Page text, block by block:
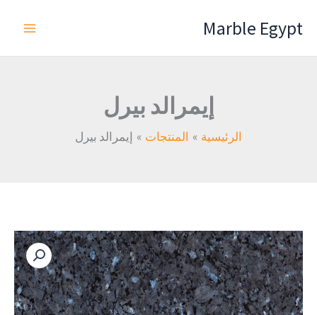
إلىMarble Egypt
إيمرالد بيرل
الرئيسية المنتجات إيمرالد بيرل